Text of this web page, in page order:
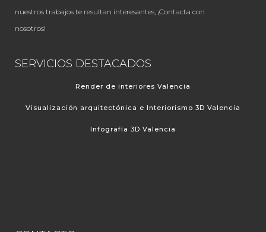
nuestros trabajos te resultan interesantes, ¡Contacta con
nosotros!
SERVICIOS DESTACADOS
Render de interiores Valencia
Visualización arquitectónica e Interiorismo 3D Valencia
Infografía 3D Valencia